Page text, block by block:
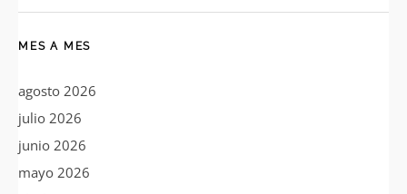
MES A MES
agosto 2026
julio 2026
junio 2026
mayo 2026